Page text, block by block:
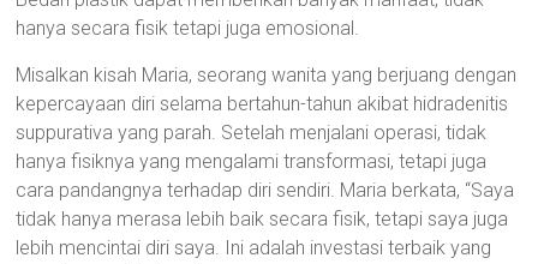
hanya secara fisik tetapi juga emosional.
Misalkan kisah Maria, seorang wanita yang berjuang dengan
kepercayaan diri selama bertahun-tahun akibat hidradenitis
suppurativa yang parah. Setelah menjalani operasi, tidak
hanya fisiknya yang mengalami transformasi, tetapi juga
cara pandangnya terhadap diri sendiri. Maria berkata, “Saya
tidak hanya merasa lebih baik secara fisik, tetapi saya juga
lebih mencintai diri saya. Ini adalah investasi terbaik yang